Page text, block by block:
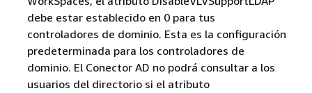
debe estar establecido en 0 para tus
controladores de dominio. Esta es la configuración
predeterminada para los controladores de
dominio. El Conector AD no podrá consultar a los
usuarios del directorio si el atributo